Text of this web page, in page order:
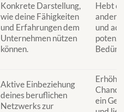
Konkrete Darstellung,
wie deine Fähigkeiten
und Erfahrungen dem
Unternehmen nützen
können.
Hebt
und
Aktive Einbeziehung
deines beruflichen
Netzwerks zur
Erhöht
ein